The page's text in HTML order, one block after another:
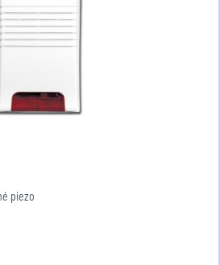
piezo